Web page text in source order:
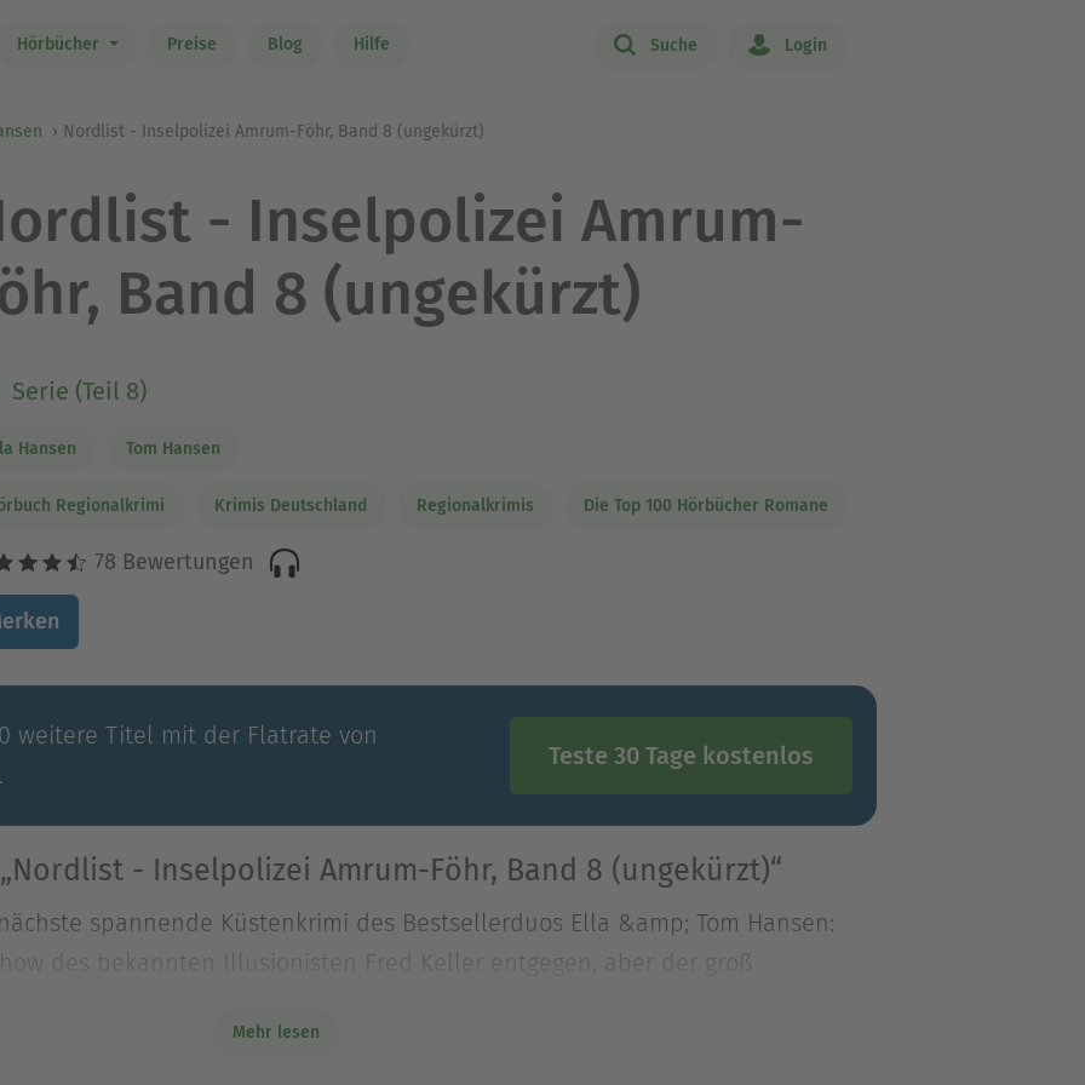
Hörbücher Preise Blog Hilfe Suche Login
Nordlist - Inselpolizei Amrum-Föhr, Band 8 (ungekürzt)
- Inselpolizei Amrum-
Band 8 (ungekürzt)
Serie (Teil 8)
Hansen Tom Hansen
Regionalkrimi Krimis Deutschland Regionalkrimis Die Top 100 Hörbücher Romane
78 Bewertungen
weitere Titel mit der Flatrate von
Teste 30 Tage kostenlos
- Inselpolizei Amrum-Föhr, Band 8 (ungekürzt)“
spannende Küstenkrimi des Bestsellerduos Ella &amp; Tom Hansen:
des bekannten Illusionisten Fred Keller entgegen, aber der groß
des bekannten Illusionisten Fred Keller entgegen, aber der große Trick
Mehr lesen